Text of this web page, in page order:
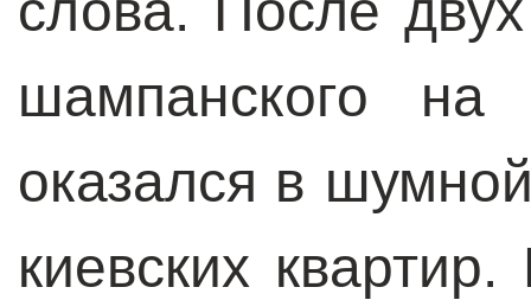
шампанского
оказался в
киевских